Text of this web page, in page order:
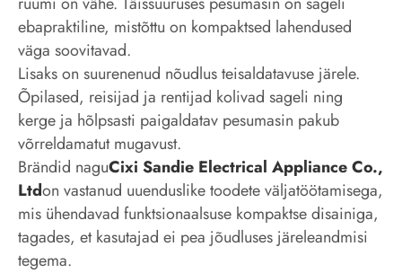
ebapraktiline, mistõttu on kompaktsed lahendused
väga soovitavad.
Lisaks on suurenenud nõudlus teisaldatavuse järele.
Õpilased, reisijad ja rentijad kolivad sageli ning
kerge ja hõlpsasti paigaldatav pesumasin pakub
võrreldamatut mugavust.
Brändid naguCixi Sandie Electrical Appliance Co.,
Ltdon vastanud uuenduslike toodete väljatöötamisega,
mis ühendavad funktsionaalsuse kompaktse disainiga,
tagades, et kasutajad ei pea jõudluses järeleandmisi
tegema.